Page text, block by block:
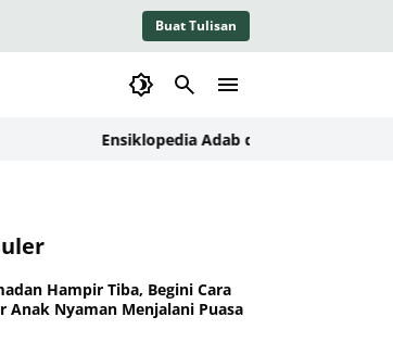
Buat Tulisan
Ensiklopedia Adab dalam Islam: Kajian
Hampir Tiba, Begini Cara
Anak Nyaman Menjalani Puasa